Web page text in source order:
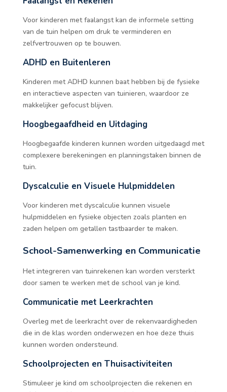
Voor kinderen met faalangst kan de informele setting
van de tuin helpen om druk te verminderen en
zelfvertrouwen op te bouwen.
ADHD en Buitenleren
Kinderen met ADHD kunnen baat hebben bij de fysieke
en interactieve aspecten van tuinieren, waardoor ze
makkelijker gefocust blijven.
Hoogbegaafdheid en Uitdaging
Hoogbegaafde kinderen kunnen worden uitgedaagd met
complexere berekeningen en planningstaken binnen de
tuin.
Dyscalculie en Visuele Hulpmiddelen
Voor kinderen met dyscalculie kunnen visuele
hulpmiddelen en fysieke objecten zoals planten en
zaden helpen om getallen tastbaarder te maken.
School-Samenwerking en Communicatie
Het integreren van tuinrekenen kan worden versterkt
door samen te werken met de school van je kind.
Communicatie met Leerkrachten
Overleg met de leerkracht over de rekenvaardigheden
die in de klas worden onderwezen en hoe deze thuis
kunnen worden ondersteund.
Schoolprojecten en Thuisactiviteiten
Stimuleer je kind om schoolprojecten die rekenen en